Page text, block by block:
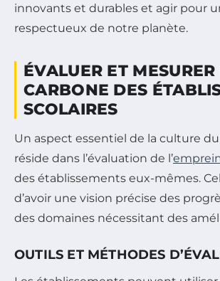
innovants et durables et agir pour
respectueux de notre planète.
ÉVALUER ET
CARBONE DES
SCOLAIRES
Un aspect essentiel de la culture
réside dans l’évaluation de l’
des établissements eux-mêmes.
d’avoir une vision précise des
des domaines nécessitant des
OUTILS ET MÉTHODES